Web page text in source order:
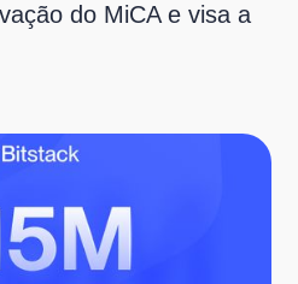
do MiCA e visa a